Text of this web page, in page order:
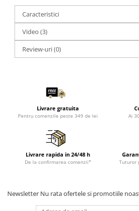
Caracteristici
Video (3)
Review-uri(0)
Livrare gratuita
Pentru comenzile peste 349 de lei Ai
Livrare rapida in 24/48 h
De la confirmarea comenzii* Tuturor
Newsletter Nu rata ofertele si promotiile